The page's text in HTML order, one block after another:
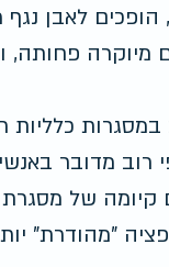
לאבן
מיוקרה פחותה,
כלליות
מדובר
קיומה של
"מהודרת"